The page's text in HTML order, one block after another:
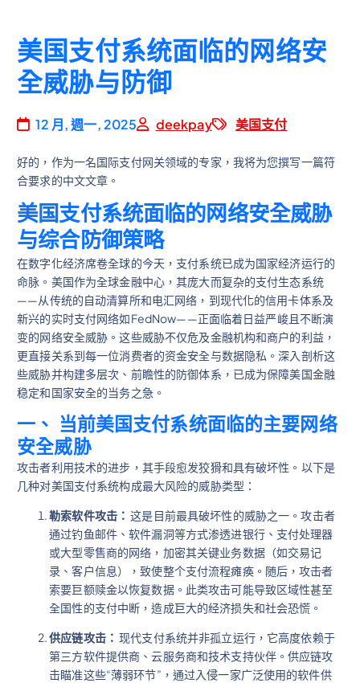
美国支付系统面临的网络安
全威胁与防御
12 月, 週一, 2025 deekpay 美国支付
好的，作为一名国际支付网关领域的专家，我将为您撰写一篇符
合要求的中文文章。
美国支付系统面临的网络安全威胁
与综合防御策略
在数字化经济席卷全球的今天，支付系统已成为国家经济运行的
命脉。美国作为全球金融中心，其庞大而复杂的支付生态系统
——从传统的自动清算所和电汇网络，到现代化的信用卡体系及
新兴的实时支付网络如FedNow——正面临着日益严峻且不断演
变的网络安全威胁。这些威胁不仅危及金融机构和商户的利益，
更直接关系到每一位消费者的资金安全与数据隐私。深入剖析这
些威胁并构建多层次、前瞻性的防御体系，已成为保障美国金融
稳定和国家安全的当务之急。
一、 当前美国支付系统面临的主要网络
安全威胁
攻击者利用技术的进步，其手段愈发狡猾和具有破坏性。以下是
几种对美国支付系统构成最大风险的威胁类型：
勒索软件攻击： 这是目前最具破坏性的威胁之一。攻击者
通过钓鱼邮件、软件漏洞等方式渗透进银行、支付处理器
或大型零售商的网络，加密其关键业务数据（如交易记
录、客户信息），致使整个支付流程瘫痪。随后，攻击者
索要巨额赎金以恢复数据。此类攻击可能导致区域性甚至
全国性的支付中断，造成巨大的经济损失和社会恐慌。
供应链攻击： 现代支付系统并非孤立运行，它高度依赖于
第三方软件提供商、云服务商和技术支持伙伴。供应链攻
击瞄准这些“薄弱环节”，通过入侵一家广泛使用的软件供